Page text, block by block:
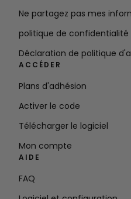
Ne partagez pas mes
politique de confidentialité
Déclaration de politique
ACCÉDER
Plans d'adhésion
Activer le code
Télécharger le logiciel
Mon compte
AIDE
FAQ